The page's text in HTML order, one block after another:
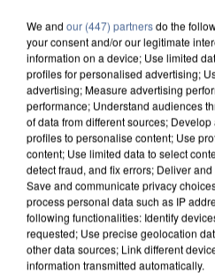
We and our (447) partnersdo the
your consent and/or our legitimate
information on a device; Use limited
profiles for personalised advertising;
advertising; Measure advertising
performance; Understand audiences
of data from different sources;
profiles to personalise content; Use
content; Use limited data to select
detect fraud, and fix errors; Deliver
Save and communicate privacy
process personal data such as IP
following functionalities: Identify
requested; Use precise geolocation
other data sources; Link different
information transmitted automatically.